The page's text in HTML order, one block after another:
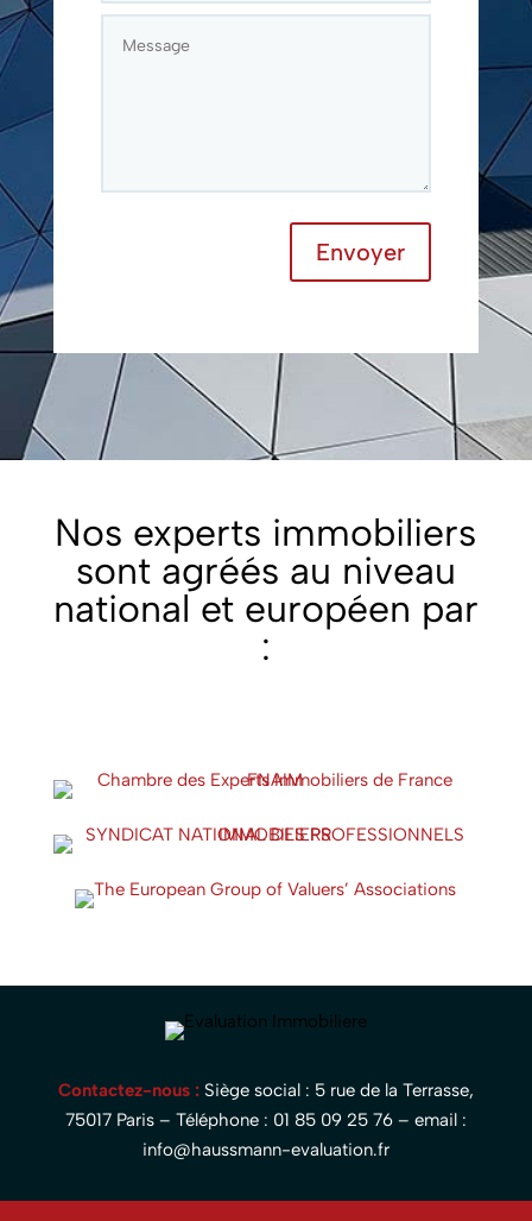
Envoyer
Nos experts immobiliers
sont agréés au niveau
national et européen par
:
Contactez-nous :Siège social : 5 rue de la Terrasse,
75017 Paris – Téléphone : 01 85 09 25 76– email :
info@haussmann-evaluation.fr